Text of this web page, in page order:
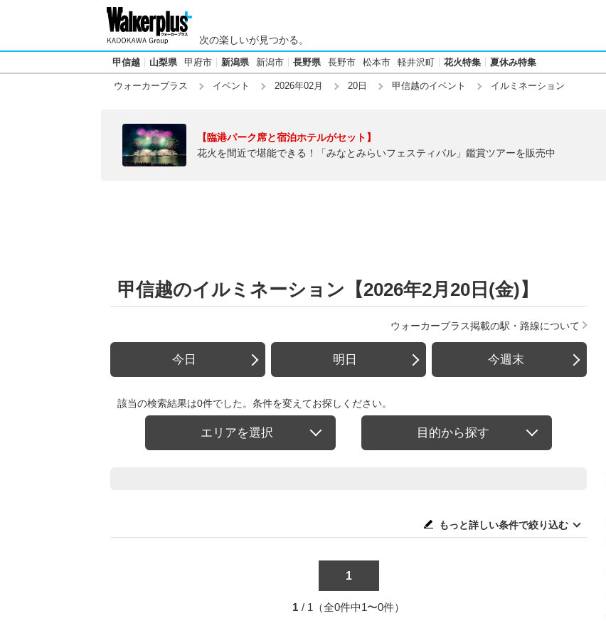
次の楽しいが見つかる。
甲信越 山梨県 甲府市 新潟県 新潟市 長野県 長野市 松本市 軽井沢町 花火特集 夏休み特集
ウォーカープラス イベント 2026年02月 20日 甲信越のイベント イルミネーション
【臨港パーク席と宿泊ホテルがセット】
花火を間近で堪能できる！「みなとみらいフェスティバル」鑑賞ツアーを販売中
甲信越のイルミネーション【2026年2月20日(金)】
ウォーカープラス掲載の駅・路線について
今日 明日 今週末
該当の検索結果は0件でした。条件を変えてお探しください。
エリアを選択 目的から探す
もっと詳しい条件で絞り込む
1
1 / 1（全0件中1〜0件）